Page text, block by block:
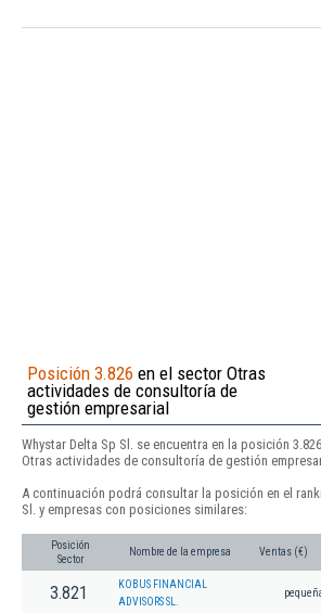
Posición 3.826 en el sector Otras
actividades de consultoría de
gestión empresarial
Whystar Delta Sp Sl. se encuentra en la posición
Otras actividades de consultoría de gestión
A continuación podrá consultar la posición en el
Sl. y empresas con posiciones similares:
Posición
Sector
Nombre de la empresa Ventas (€)
3.821
KOBUS FINANCIAL
ADVISORS SL.